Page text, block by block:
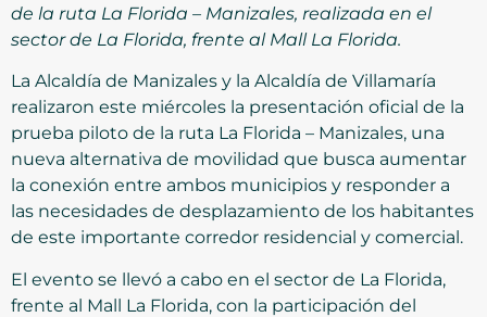
de la ruta La Florida – Manizales, realizada en el
sector de La Florida, frente al Mall La Florida.
La Alcaldía de Manizales y la Alcaldía de Villamaría
realizaron este miércoles la presentación oficial de la
prueba piloto de la ruta La Florida – Manizales, una
nueva alternativa de movilidad que busca aumentar
la conexión entre ambos municipios y responder a
las necesidades de desplazamiento de los habitantes
de este importante corredor residencial y comercial.
El evento se llevó a cabo en el sector de La Florida,
frente al Mall La Florida, con la participación del